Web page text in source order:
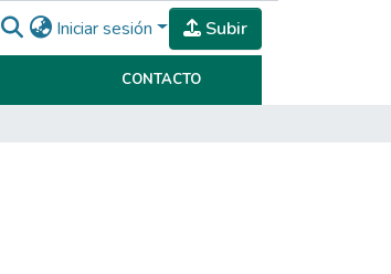
Iniciar sesión Subir
CONTACTO